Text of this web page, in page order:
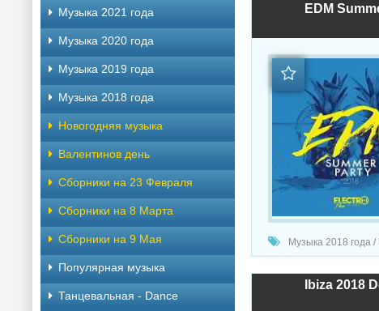
EDM
Музыка 2018 года
Ibiza 2018
Музыка 2021 года
Музыка 2020 года
Музыка 2019 года
Музыка 2018 года
Новогодняя музыка
Валентинов день
Сборники на 23 Февраля
Сборники на 8 Марта
Сборники на 9 Мая
Популярная музыка
Танцевальная - Dance